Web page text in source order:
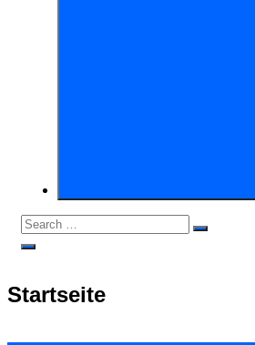
Search
for:
Search
Open
Startseite